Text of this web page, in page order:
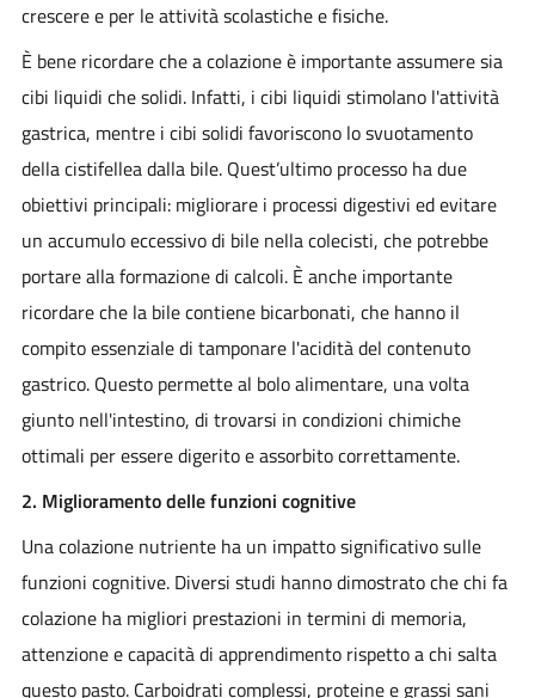
crescere e per le attività scolastiche e fisiche.
È bene ricordare che a colazione è importante assumere sia
cibi liquidi che solidi. Infatti, i cibi liquidi stimolano l'attività
gastrica, mentre i cibi solidi favoriscono lo svuotamento
della cistifellea dalla bile. Quest’ultimo processo ha due
obiettivi principali: migliorare i processi digestivi ed evitare
un accumulo eccessivo di bile nella colecisti, che potrebbe
portare alla formazione di calcoli. È anche importante
ricordare che la bile contiene bicarbonati, che hanno il
compito essenziale di tamponare l'acidità del contenuto
gastrico. Questo permette al bolo alimentare, una volta
giunto nell'intestino, di trovarsi in condizioni chimiche
ottimali per essere digerito e assorbito correttamente.
2. Miglioramento delle funzioni cognitive
Una colazione nutriente ha un impatto significativo sulle
funzioni cognitive. Diversi studi hanno dimostrato che chi fa
colazione ha migliori prestazioni in termini di memoria,
attenzione e capacità di apprendimento rispetto a chi salta
questo pasto. Carboidrati complessi, proteine e grassi sani